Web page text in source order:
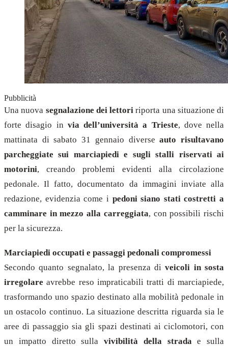
Pubblicità
Una nuova segnalazione dei lettori riporta una situazione di
forte disagio in via dell’università a Trieste, dove nella
mattinata di sabato 31 gennaio diverseauto risultavano
parcheggiate sui marciapiedi e sugli stalli riservati ai
motorini, creando problemi evidenti alla circolazione
pedonale. Il fatto, documentato da immagini inviate alla
redazione, evidenzia come i pedoni siano stati costretti a
camminare in mezzo alla carreggiata, con possibili rischi
per la sicurezza.
Marciapiedi occupati e passaggi pedonali compromessi
Secondo quanto segnalato, la presenza diveicoli in sosta
irregolare avrebbe reso impraticabili tratti di marciapiede,
trasformando uno spazio destinato alla mobilità pedonale in
un ostacolo continuo. La situazione descritta riguarda sia le
aree di passaggio sia gli spazi destinati ai ciclomotori, con
un impatto diretto sulla vivibilità della strada e sulla